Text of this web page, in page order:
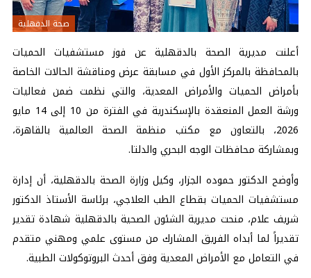
صحة الدقهلية
أعلنت مديرية الصحة بالدقهلية عن فوز مستشفيات الحميات
بالمحافظة بالمركز الأول في مسابقة عرض ومناقشة الحالات الخاصة
بأمراض الحميات والأمراض المعدية، والتي نظمت ضمن فعاليات
ورشة العمل المنعقدة بالإسكندرية في الفترة من 10 إلى 14 مايو
2026، بالتعاون مع مكتب منظمة الصحة العالمية بالقاهرة،
وبمشاركة محافظات الوجه البحري والدلتا.
وأوضح الدكتور حموده الجزار، وكيل وزارة الصحة بالدقهلية، أن إدارة
مستشفيات الحميات بقطاع الطب العلاجي، برئاسة الأستاذ الدكتور
شريف علام، منحت مديرية الشئون الصحية بالدقهلية شهادة تقدير
تقديراً لما أبداه الفريق المشارك من مستوى علمي ومهني متقدم
في التعامل مع الأمراض المعدية وفق أحدث البروتوكولات الطبية.